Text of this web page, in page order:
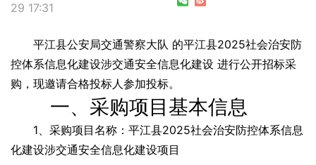
29 17:31
平江县公安局交通警察大队 的平江县2025社会治安防
控体系信息化建设涉交通安全信息化建设 进行公开招标采
购，现邀请合格投标人参加投标。
一、采购项目基本信息
1、采购项目名称：平江县2025社会治安防控体系信息
化建设涉交通安全信息化建设项目